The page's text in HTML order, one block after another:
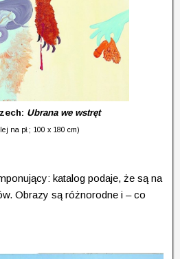
Ubrana we wstręt
na pł.; 100 x 180 cm)
katalog podaje, że są na
Obrazy są różnorodne i – co